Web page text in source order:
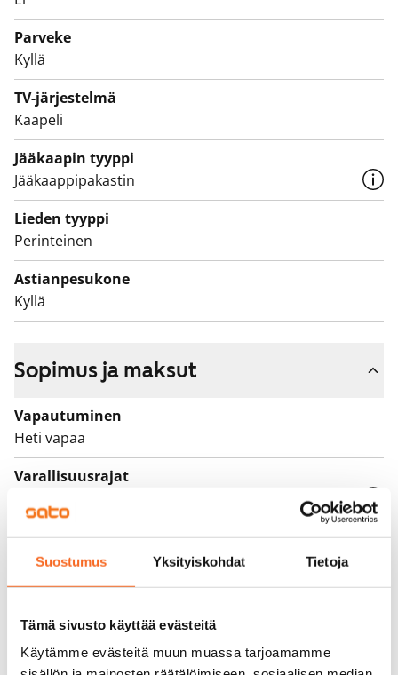
Suostumus Yksityiskohdat Tietoja
Tämä sivusto käyttää evästeitä
Käytämme evästeitä muun muassa tarjoamamme
Tule käymään ja katsomaan paikan päällä, miltä tämä
vuokrakoti tuntuu!
Parveke
Kyllä
TV-järjestelmä
Kaapeli
Jääkaapin tyyppi
Jääkaappipakastin
Lieden tyyppi
Perinteinen
Astianpesukone
Kyllä
Sopimus ja maksut
Vapautuminen
Heti vapaa
Varallisuusrajat
Vuokra
979 €/kk
Vuokravakuus
0 €, (yrityksille min. 1 kk vuokra)
Vuokrasopimus